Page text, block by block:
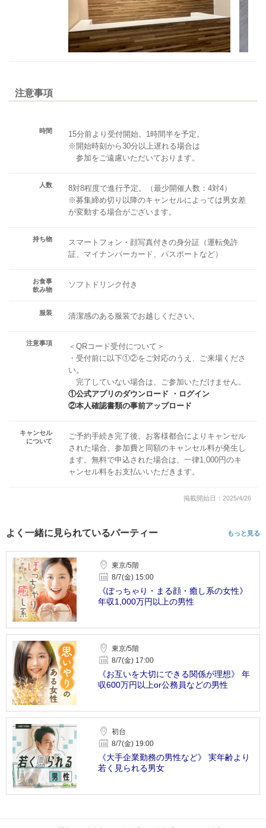
注意事項
時間
15分前より受付開始。1時間半を予定。
※開始時刻から30分以上遅れる場合は
参加をご遠慮いただいております。
人数
8対8程度で進行予定。（最少開催人数：4対4）
※募集締め切り以降のキャンセルによっては男女差
が変動する場合がございます。
持ち物
スマートフォン・顔写真付きの身分証（運転免許
証、マイナンバーカード、パスポートなど）
お食事
飲み物
ソフトドリンク付き
服装 清潔感のある服装でお越しください。
注意事項
＜QRコード受付について＞
・受付前に以下①②をご対応のうえ、ご来場くださ
い。
完了していない場合は、ご参加いただけません。
①公式アプリのダウンロード ・ログイン
②本人確認書類の事前アップロード
キャンセル
について
ご予約手続き完了後、お客様都合によりキャンセル
された場合、参加費と同額のキャンセル料が発生し
ます。無料で申込された場合は、一律1,000円のキ
ャンセル料をお支払いいただきます。
掲載開始日：2025/4/26
よく一緒に見られているパーティー もっと見る
東京/5階
8/7(金) 15:00
《ぽっちゃり・まる顔・癒し系の女性》
年収1,000万円以上の男性
東京/5階
8/7(金) 17:00
《お互いを大切にできる関係が理想》 年
収600万円以上or公務員などの男性
初台
8/7(金) 19:00
《大手企業勤務の男性など》 実年齢より
若く見られる男女